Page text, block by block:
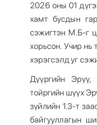
2026 оны 01
хамт бусдын
сэжигтэн М.Б-г
хорьсон. Учир нь
хэрэгсэлд уг
Дүүргийн
тойргийн шүүх
зүйлийн 1.3-т
байгууллагын